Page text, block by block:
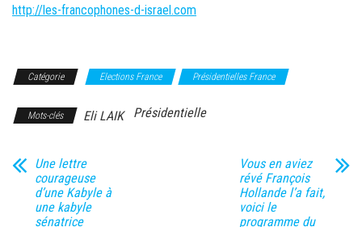
http://les-francophones-d-israel.com
Catégorie Elections France Présidentielles France
Mots-clés Eli LAIK Présidentielle
Une lettre
courageuse
d’une Kabyle à
une kabyle
sénatrice
Vous en aviez
révé François
Hollande l’a fait,
voici le
programme du